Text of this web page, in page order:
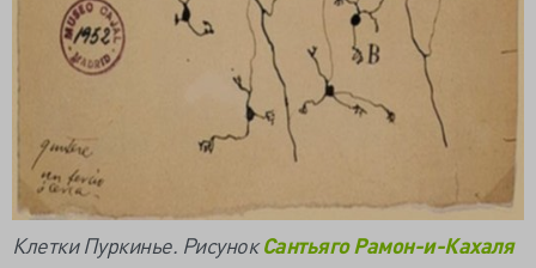
Клетки Пуркинье. РисунокСантьяго Рамон-и-Кахаля